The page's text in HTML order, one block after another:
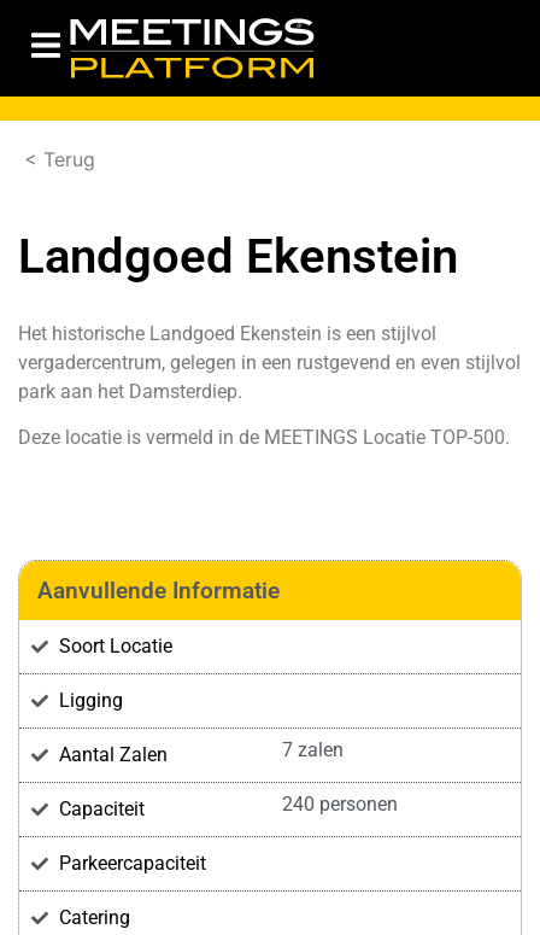
< Terug
Landgoed Ekenstein
Het historische Landgoed Ekenstein is een stijlvol
vergadercentrum, gelegen in een rustgevend en even stijlvol
park aan het Damsterdiep.
Deze locatie is vermeld in de MEETINGS Locatie TOP-500.
Aanvullende Informatie
Soort Locatie
Ligging
Aantal Zalen 7 zalen
Capaciteit 240 personen
Parkeercapaciteit
Catering